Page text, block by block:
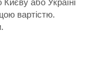
або Україні
вартістю.